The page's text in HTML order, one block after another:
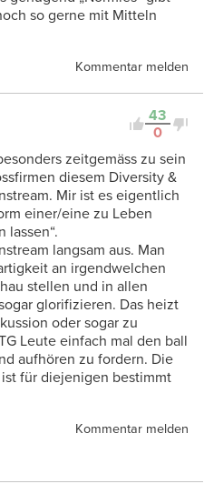
so gerne mit Mitteln
Kommentar melden
43
0
zeitgemäss zu sein
diesem Diversity &
Mir ist es eigentlich
einer/eine zu Leben
lassen“.
langsam aus. Man
an irgendwelchen
stellen und in allen
glorifizieren. Das heizt
oder sogar zu
Leute einfach mal den ball
aufhören zu fordern. Die
für diejenigen bestimmt
Kommentar melden